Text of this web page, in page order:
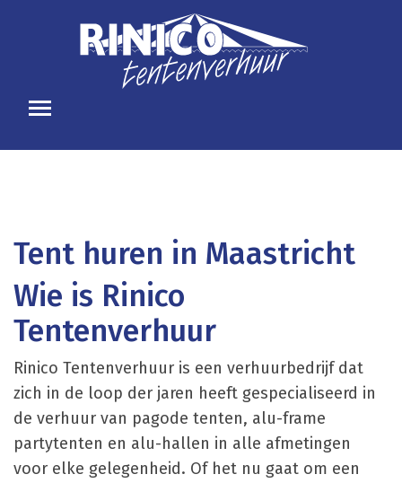
Tent huren in Maastricht
Wie is Rinico
Tentenverhuur
Rinico Tentenverhuur is een verhuurbedrijf dat
zich in de loop der jaren heeft gespecialiseerd in
de verhuur van pagode tenten, alu-frame
partytenten en alu-hallen in alle afmetingen
voor elke gelegenheid. Of het nu gaat om een